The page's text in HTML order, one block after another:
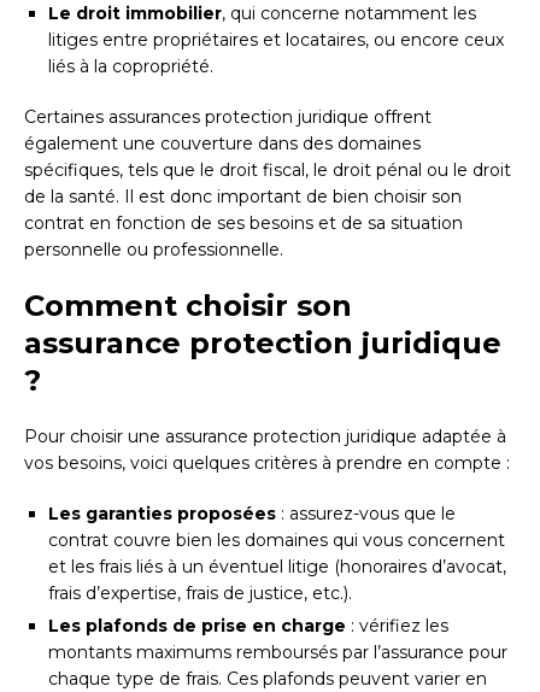
Le droit immobilier, qui concerne notamment les
litiges entre propriétaires et locataires, ou encore ceux
liés à la copropriété.
Certaines assurances protection juridique offrent
également une couverture dans des domaines
spécifiques, tels que le droit fiscal, le droit pénal ou le droit
de la santé. Il est donc important de bien choisir son
contrat en fonction de ses besoins et de sa situation
personnelle ou professionnelle.
Comment choisir son
assurance protection juridique
?
Pour choisir une assurance protection juridique adaptée à
vos besoins, voici quelques critères à prendre en compte :
Les garanties proposées : assurez-vous que le
contrat couvre bien les domaines qui vous concernent
et les frais liés à un éventuel litige (honoraires d’avocat,
frais d’expertise, frais de justice, etc.).
Les plafonds de prise en charge : vérifiez les
montants maximums remboursés par l’assurance pour
chaque type de frais. Ces plafonds peuvent varier en